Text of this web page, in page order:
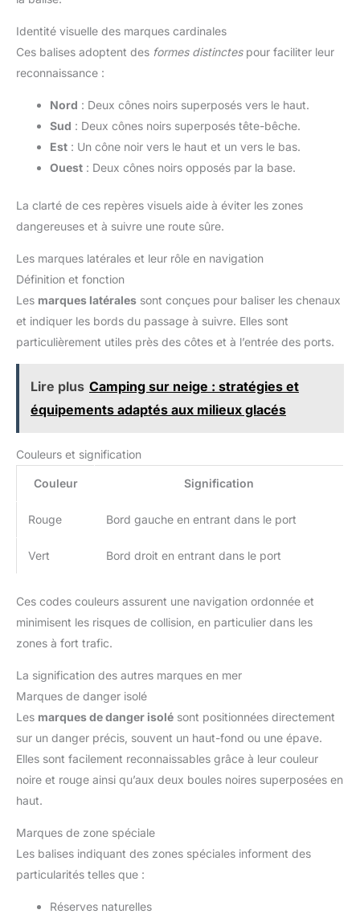
Identité visuelle des marques cardinales
Ces balises adoptent des formes distinctespour faciliter leur
reconnaissance :
Nord : Deux cônes noirs superposés vers le haut.
Sud : Deux cônes noirs superposés tête-bêche.
Est : Un cône noir vers le haut et un vers le bas.
Ouest : Deux cônes noirs opposés par la base.
La clarté de ces repères visuels aide à éviter les zones
dangereuses et à suivre une route sûre.
Les marques latérales et leur rôle en navigation
Définition et fonction
Les marques latérales sont conçues pour baliser les chenaux
et indiquer les bords du passage à suivre. Elles sont
particulièrement utiles près des côtes et à l’entrée des ports.
Lire plus Camping sur neige : stratégies et
équipements adaptés aux milieux glacés
Couleurs et signification
Couleur Signification
Rouge Bord gauche en entrant dans le port
Vert Bord droit en entrant dans le port
Ces codes couleurs assurent une navigation ordonnée et
minimisent les risques de collision, en particulier dans les
zones à fort trafic.
La signification des autres marques en mer
Marques de danger isolé
Les marques de danger isolé sont positionnées directement
sur un danger précis, souvent un haut-fond ou une épave.
Elles sont facilement reconnaissables grâce à leur couleur
noire et rouge ainsi qu’aux deux boules noires superposées en
haut.
Marques de zone spéciale
Les balises indiquant des zones spéciales informent des
particularités telles que :
Réserves naturelles